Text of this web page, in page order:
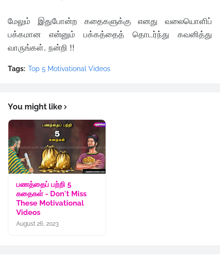
மேலும் இதுபோன்ற கதைகளுக்கு எனது வலையொளிப்
பக்கமான என்னும் பக்கத்தைத் தொடர்ந்து கவனித்து
வாருங்கள். நன்றி !!
Tags: Top 5 Motivational Videos
You might like
பணத்தைப் பற்றி 5
கதைகள் - Don't Miss
These Motivational
Videos
August 26, 2023